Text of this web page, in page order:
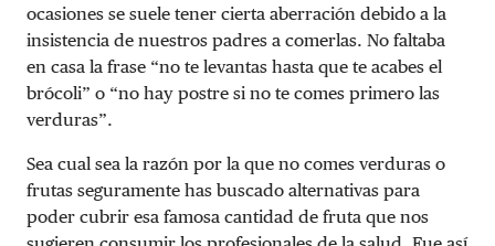
ocasiones se suele tener cierta aberración debido a la
insistencia de nuestros padres a comerlas. No faltaba
en casa la frase “no te levantas hasta que te acabes el
brócoli” o “no hay postre si no te comes primero las
verduras”.
Sea cual sea la razón por la que no comes verduras o
frutas seguramente has buscado alternativas para
poder cubrir esa famosa cantidad de fruta que nos